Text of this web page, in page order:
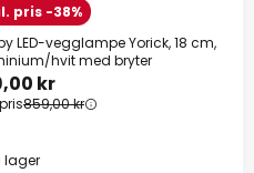
pris -38%
LED-vegglampe Yorick, 18 cm,
hvit med bryter
kr
859,00 kr
lager